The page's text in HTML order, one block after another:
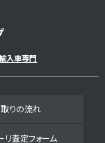
入車専門
りの流れ
リ査定フォーム